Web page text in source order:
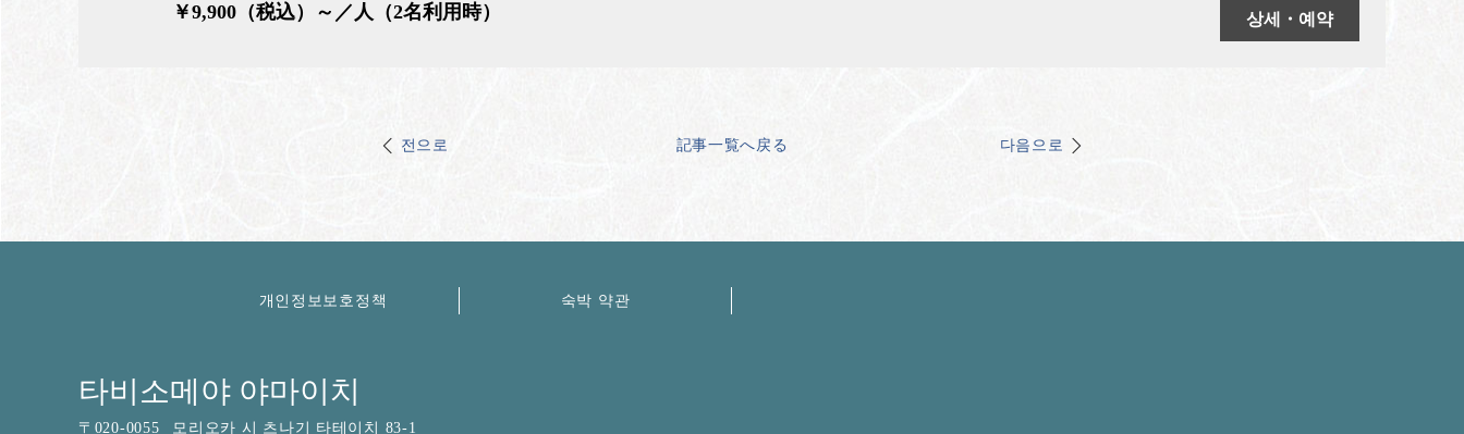
￥9,900（税込）～／人（2名利用時）
상세・예약
전으로 記事一覧へ戻る 다음으로
개인정보보호정책 숙박 약관
타비소메야 야마이치
〒 020-0055 모리오카 시 츠나기 타테이치 83-1